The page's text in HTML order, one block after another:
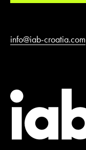
info@iab-croatia.com